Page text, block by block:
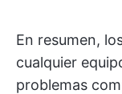
En resumen,
cualquier
problemas